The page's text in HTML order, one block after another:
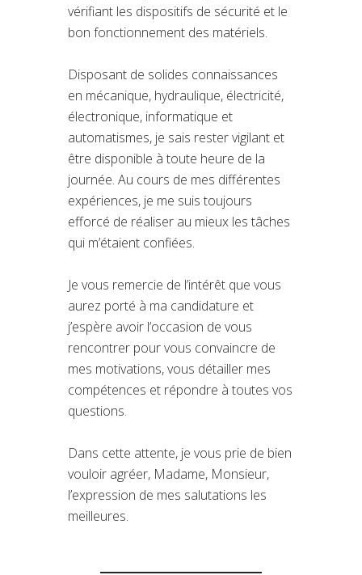
vérifiant les dispositifs de sécurité et le
bon fonctionnement des matériels.
Disposant de solides connaissances
en mécanique, hydraulique, électricité,
électronique, informatique et
automatismes, je sais rester vigilant et
être disponible à toute heure de la
journée. Au cours de mes différentes
expériences, je me suis toujours
efforcé de réaliser au mieux les tâches
qui m’étaient confiées.
Je vous remercie de l’intérêt que vous
aurez porté à ma candidature et
j’espère avoir l’occasion de vous
rencontrer pour vous convaincre de
mes motivations, vous détailler mes
compétences et répondre à toutes vos
questions.
Dans cette attente, je vous prie de bien
vouloir agréer, Madame, Monsieur,
l’expression de mes salutations les
meilleures.